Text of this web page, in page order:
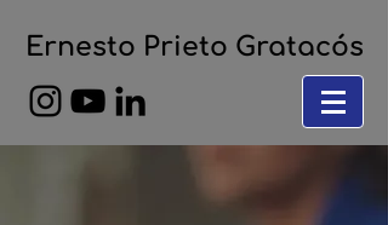
Ernesto Prieto Gratacós